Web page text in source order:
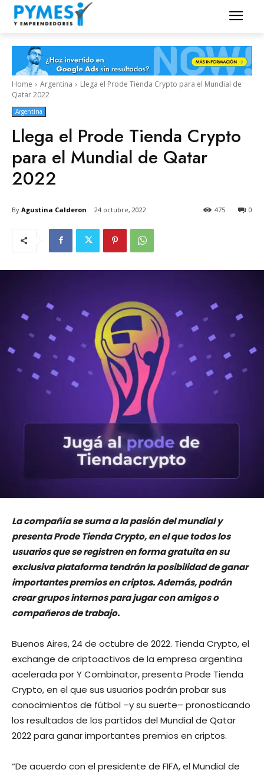
Home Argentina
Llega el Prode Tienda Crypto para el Mundial de
Qatar 2022
Argentina
Llega el Prode Tienda Crypto
para el Mundial de Qatar
2022
By Agustina Calderon 24 octubre, 2022 0
475
La compañía se suma a la pasión del mundial y
presenta Prode Tienda Crypto, en el que todos los
usuarios que se registren en forma gratuita en su
exclusiva plataforma tendrán la posibilidad de ganar
importantes premios en criptos. Además, podrán
crear grupos internos para jugar con amigos o
compañeros de trabajo.
Buenos Aires, 24 de octubre de 2022. Tienda Crypto, el
exchange de criptoactivos de la empresa argentina
acelerada por Y Combinator, presenta Prode Tienda
Crypto, en el que sus usuarios podrán probar sus
conocimientos de fútbol –y su suerte– pronosticando
los resultados de los partidos del Mundial de Qatar
2022 para ganar importantes premios en criptos.
“De acuerdo con el presidente de FIFA, el Mundial de